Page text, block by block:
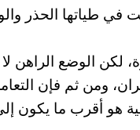
في طياتها الحذر
لكن الوضع الراهن
ومن ثم فإن